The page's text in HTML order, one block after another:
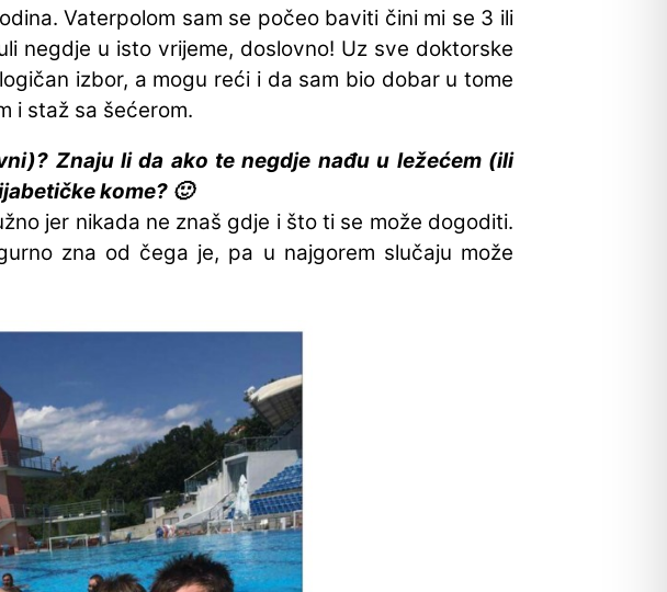
Vaterpolom sam se počeo baviti čini mi se 3 ili
negdje u isto vrijeme, doslovno! Uz sve doktorske
izbor, a mogu reći i da sam bio dobar u tome
i staž sa šećerom.
Znaju li da ako te negdje nađu u ležećem (ili
kome? 🙂
jer nikada ne znaš gdje i što ti se može dogoditi.
zna od čega je, pa u najgorem slučaju može